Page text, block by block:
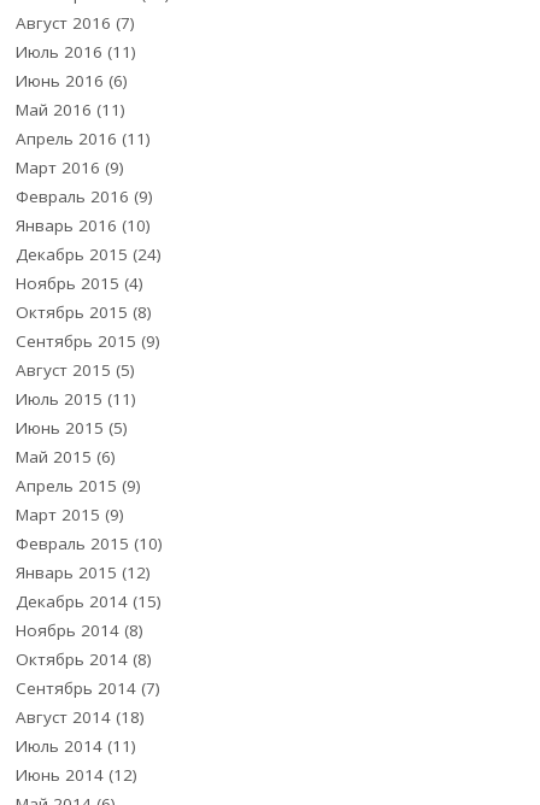
Август 2016 (7)
Июль 2016 (11)
Июнь 2016 (6)
Май 2016 (11)
Апрель 2016 (11)
Март 2016 (9)
Февраль 2016 (9)
Январь 2016 (10)
Декабрь 2015 (24)
Ноябрь 2015 (4)
Октябрь 2015 (8)
Сентябрь 2015 (9)
Август 2015 (5)
Июль 2015 (11)
Июнь 2015 (5)
Май 2015 (6)
Апрель 2015 (9)
Март 2015 (9)
Февраль 2015 (10)
Январь 2015 (12)
Декабрь 2014 (15)
Ноябрь 2014 (8)
Октябрь 2014 (8)
Сентябрь 2014 (7)
Август 2014 (18)
Июль 2014 (11)
Июнь 2014 (12)